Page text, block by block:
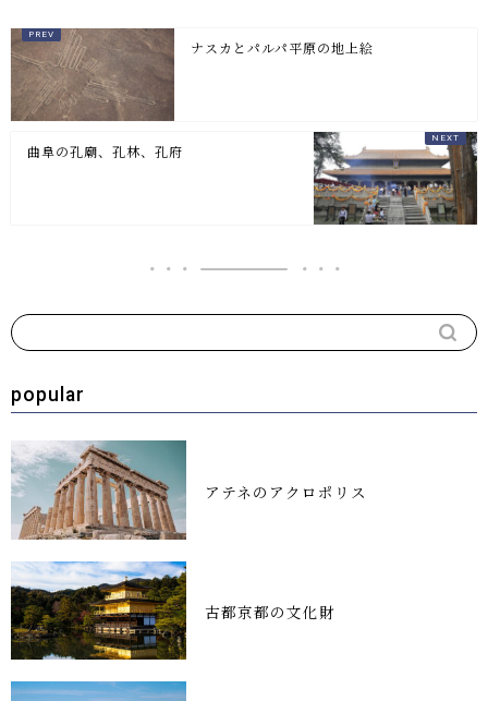
ナスカとパルパ平原の地上絵
曲阜の孔廟、孔林、孔府
popular
アテネのアクロポリス
古都京都の文化財